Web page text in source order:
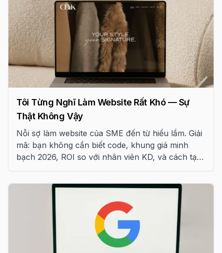
Tôi Từng Nghĩ Làm Website Rất Khó — Sự
Thật Không Vậy
Nỗi sợ làm website của SME đến từ hiểu lầm. Giải
mã: bạn không cần biết code, khung giá minh
bạch 2026, ROI so với nhân viên KD, và cách tạo